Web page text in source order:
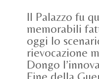
Il Palazzo fu
memorabili
oggi lo
rievocazione
Dongo
Fine della